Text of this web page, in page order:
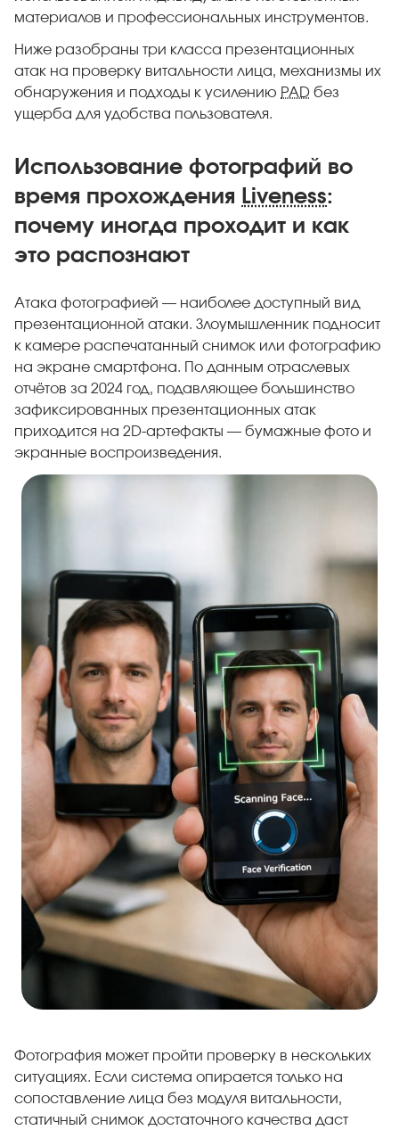
материалов и профессиональных инструментов.
Ниже разобраны три класса презентационных
атак на проверку витальности лица, механизмы их
обнаружения и подходы к усилению PAD без
ущерба для удобства пользователя.
Использование фотографий во
время прохождения Liveness:
почему иногда проходит и как
это распознают
Атака фотографией — наиболее доступный вид
презентационной атаки. Злоумышленник подносит
к камере распечатанный снимок или фотографию
на экране смартфона. По данным отраслевых
отчётов за 2024 год, подавляющее большинство
зафиксированных презентационных атак
приходится на 2D-артефакты — бумажные фото и
экранные воспроизведения.
Фотография может пройти проверку в нескольких
ситуациях. Если система опирается только на
сопоставление лица без модуля витальности,
статичный снимок достаточного качества даст